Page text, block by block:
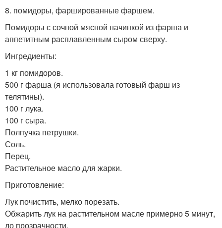
8. помидоры, фаршированные фаршем.
Помидоры с сочной мясной начинкой из фарша и
аппетитным расплавленным сыром сверху.
Ингредиенты:
1 кг помидоров.
500 г фарша (я использовала готовый фарш из
телятины).
100 г лука.
100 г сыра.
Полпучка петрушки.
Соль.
Перец.
Растительное масло для жарки.
Приготовление:
Лук почистить, мелко порезать.
Обжарить лук на растительном масле примерно 5 минут,
до прозрачности.